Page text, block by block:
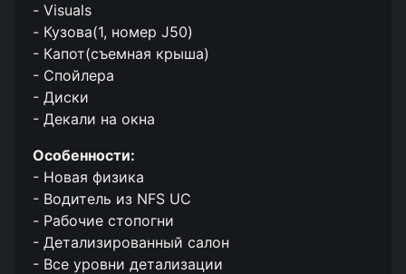
- Visuals
- Кузова(1, номер J50)
- Капот(съемная крыша)
- Спойлера
- Диски
- Декали на окна
Особенности:
- Новая физика
- Водитель из NFS UC
- Рабочие стопогни
- Детализированный салон
- Все уровни детализации